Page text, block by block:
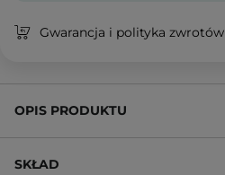
Gwarancja i polityka zwrotów
OPIS PRODUKTU
SKŁAD